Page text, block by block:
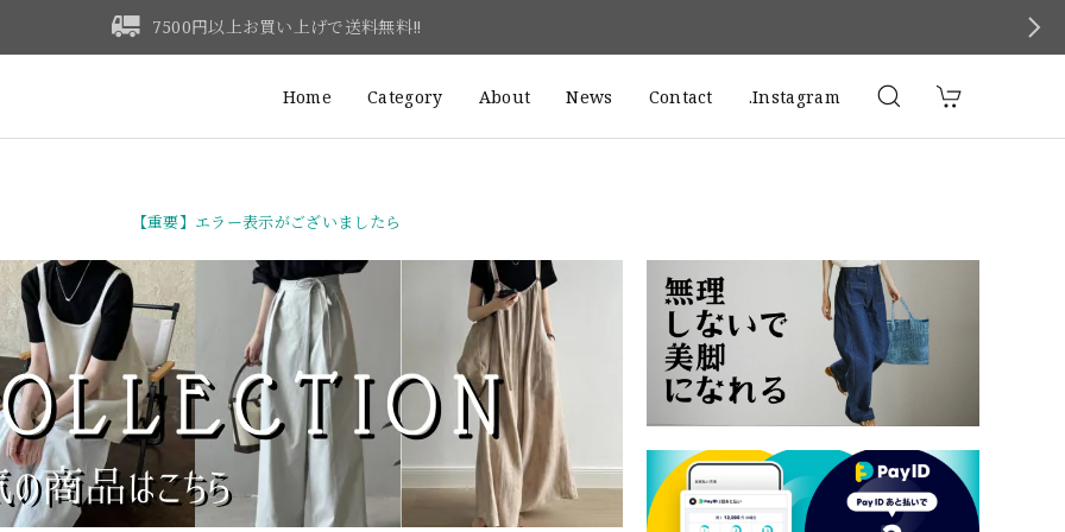
7500円以上お買い上げで送料無料‼
Home Category About News Contact .Instagram
【重要】エラー表示がございましたら